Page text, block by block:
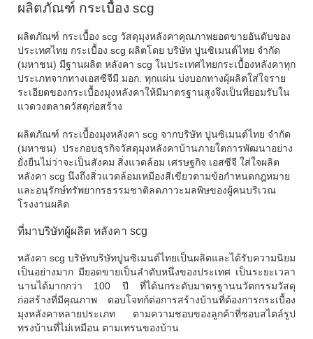
ผลิตภัณฑ์ กระเบื้อง scg
ผลิตภัณฑ์ กระเบื้อง scg วัสดุมุงหลังคาคุณภาพยอดขายอันดับของ
ประเทศไทย กระเบื้อง scg ผลิตโดย บริษัท ปูนซิเมนต์ไทย จำกัด
(มหาชน) มีฐานผลิต หลังคา scg ในประเทศไทยกระเบื้องหลังคาทุก
ประเภทจากทางเอสซีจีมี มอก. ทุกแผ่น บ่งบอกทางผุ้ผลิตใส่ใจราย
ระเอียดของกระเบื้องมุงหลังคาให้มีมาตรฐานสูงจึงเป็นที่ยอมรับใน
แวดวงตลาดวัสดุก่อสร้าง
ผลิตภัณฑ์ กระเบื้องมุงหลังคา scg จากบริษัท ปูนซิเมนต์ไทย จำกัด
(มหาชน) ประกอบธุรกิจวัสดุมุงหลังคาบ้านภายใตการพัฒนาอย่าง
ยั่งยืนไม่ว่าจะเป็นสังคม สิ่งแวดล้อม เศรษฐกิจ เอสซีจี ใส่ใจผลิต
หลังคา scg นึงถึงสิ่วแวดล้อมเหมืองสีเขียวตามข้อกำหนดกฎหมาย
และอนุรักษ์ทรัพยากรธรรมชาติลดภาวะมลพิษของผู้คนบริเวณ
โรงงานผลิต
ที่มาบริษัทผู้ผลิต หลังคา scg
หลังคา scg บริษัทบริษัทปูนซิเมนต์ไทยเป็นผลิตและได้รับความนิยม
เป็นอย่างมาก มียอดขายเป็นลำดับหนึ่งของประเทศ เป็นระยะเวลา
นานได้มากกว่า 100 ปี ที่ได้นกระดับมาตรฐานนวัตกรรมวัสดุ
ก่อสร้างที่มีคุณภาพ ตอบโจทก์ต่อการสร้างบ้านที่ต้องการกระเบื้อง
มุงหลังคาหลายประเภท ตามความชอบของลูกค้าที่ชอบสไตล์รูป
ทรงบ้านที่ไม่เหมือน ตามเทรนของบ้าน